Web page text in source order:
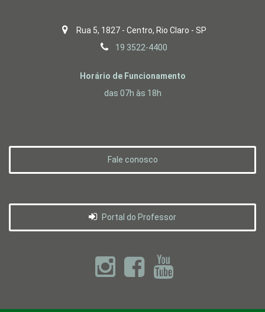
Rua 5, 1827 - Centro, Rio Claro - SP
19 3522-4400
Horário de Funcionamento
das 07h às 18h
Fale conosco
Portal do Professor